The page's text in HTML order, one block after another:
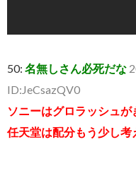
50: 名無しさん必死だな
ID:JeCsazQV0
ソニーはグロラッシュが
任天堂は配分もう少し考